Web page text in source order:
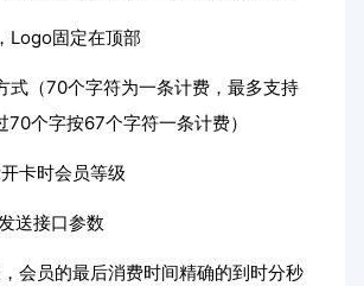
Logo固定在顶部
式（70个字符为一条计费，最多支持
个字按67个字符一条计费）
卡时会员等级
送接口参数
会员的最后消费时间精确的到时分秒